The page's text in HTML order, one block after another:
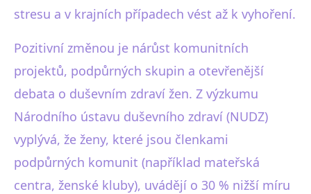
stresu a v krajních případech vést až k vyhoření.
Pozitivní změnou je nárůst komunitních
projektů, podpůrných skupin a otevřenější
debata o duševním zdraví žen. Z výzkumu
Národního ústavu duševního zdraví (NUDZ)
vyplývá, že ženy, které jsou členkami
podpůrných komunit (například mateřská
centra, ženské kluby), uvádějí o 30 % nižší míru